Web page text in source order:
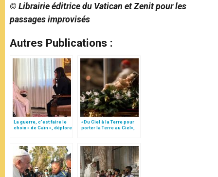
© Librairie éditrice du Vatican et Zenit pour les
passages improvisés
Autres Publications :
La guerre, c’est faire le
choix « de Caïn », déplore
«Du Ciel à la Terre pour
porter la Terre au Ciel»,